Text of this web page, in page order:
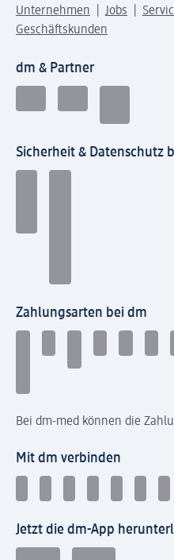
Unternehmen Jobs
Geschäftskunden
dm & Partner
Sicherheit & Datenschutz
Zahlungsarten bei dm
Bei dm-med können die
Mit dm verbinden
Jetzt die dm-App